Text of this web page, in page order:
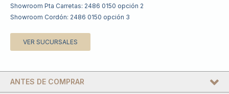
Showroom Pta Carretas: 2486 0150 opción 2
Showroom Cordón: 2486 0150 opción 3
VER SUCURSALES
ANTES DE COMPRAR